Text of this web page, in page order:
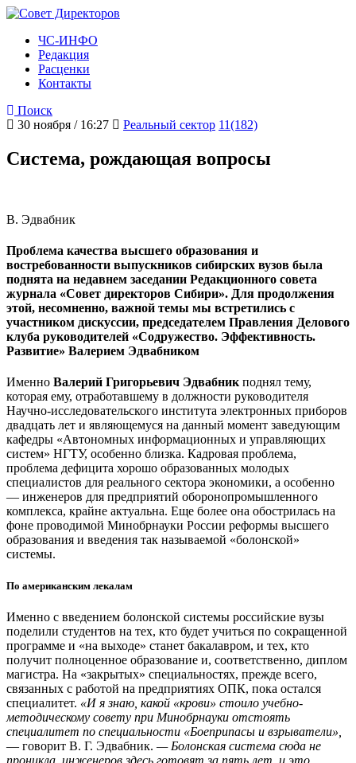
ЧС-ИНФО
Редакция
Расценки
Контакты
Поиск
30 ноября / 16:27
Реальный сектор 11(182)
Система, рождающая вопросы
В. Эдвабник
Проблема качества высшего образования и
востребованности выпускников сибирских вузов была
поднята на недавнем заседании Редакционного совета
журнала «Совет директоров Сибири». Для продолжения
этой, несомненно, важной темы мы встретились с
участником дискуссии, председателем Правления Делового
клуба руководителей «Содружество. Эффективность.
Развитие» Валерием Эдвабником
Именно Валерий Григорьевич Эдвабник поднял тему,
которая ему, отработавшему в должности руководителя
Научно-исследовательского института электронных приборов
двадцать лет и являющемуся на данный момент заведующим
кафедры «Автономных информационных и управляющих
систем» НГТУ, особенно близка. Кадровая проблема,
проблема дефицита хорошо образованных молодых
специалистов для реального сектора экономики, а особенно
— инженеров для предприятий оборонопромышленного
комплекса, крайне актуальна. Еще более она обострилась на
фоне проводимой Минобрнауки России реформы высшего
образования и введения так называемой «болонской»
системы.
По американским лекалам
Именно с введением болонской системы российские вузы
поделили студентов на тех, кто будет учиться по сокращенной
программе и «на выходе» станет бакалавром, и тех, кто
получит полноценное образование и, соответственно, диплом
магистра. На «закрытых» специальностях, прежде всего,
связанных с работой на предприятиях ОПК, пока остался
специалитет. «И я знаю, какой «крови» стоило учебно-
методическому совету при Минобрнауки отстоять
специалитет по специальности «Боеприпасы и взрыватели»,
— говорит В. Г. Эдвабник. — Болонская система сюда не
проникла, инженеров здесь готовят за пять лет, и это